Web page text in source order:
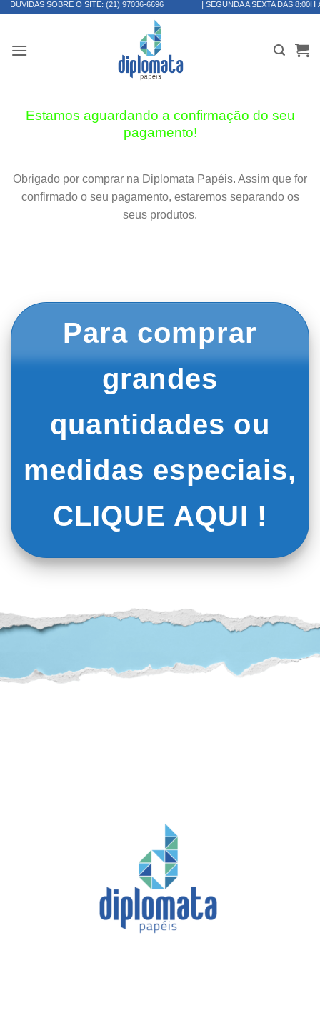
Skip
content
O SITE:(21) 97036-6696 | SEGUNDA A SEXTA DAS 8:00H ÀS 17:30H
Estamos aguardando a confirmação do seu
pagamento!
Obrigado por comprar na Diplomata Papéis. Assim que for
confirmado o seu pagamento, estaremos separando os
seus produtos.
Para comprar
grandes
quantidades ou
medidas especiais,
CLIQUE AQUI !